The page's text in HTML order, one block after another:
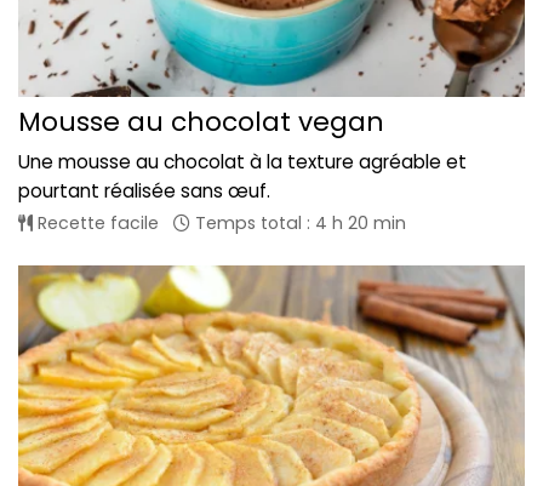
Mousse au chocolat vegan
Une mousse au chocolat à la texture agréable et
pourtant réalisée sans œuf.
Recette facile Temps total : 4 h 20 min